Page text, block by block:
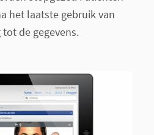
het laatste gebruik van
de gegevens.